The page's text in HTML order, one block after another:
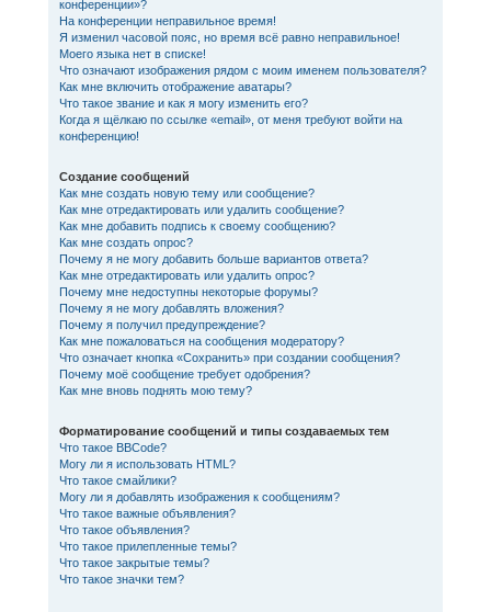
конференции»?
На конференции неправильное время!
Я изменил часовой пояс, но время всё равно неправильное!
Моего языка нет в списке!
Что означают изображения рядом с моим именем пользователя?
Как мне включить отображение аватары?
Что такое звание и как я могу изменить его?
Когда я щёлкаю по ссылке «email», от меня требуют войти на
конференцию!
Создание сообщений
Как мне создать новую тему или сообщение?
Как мне отредактировать или удалить сообщение?
Как мне добавить подпись к своему сообщению?
Как мне создать опрос?
Почему я не могу добавить больше вариантов ответа?
Как мне отредактировать или удалить опрос?
Почему мне недоступны некоторые форумы?
Почему я не могу добавлять вложения?
Почему я получил предупреждение?
Как мне пожаловаться на сообщения модератору?
Что означает кнопка «Сохранить» при создании сообщения?
Почему моё сообщение требует одобрения?
Как мне вновь поднять мою тему?
Форматирование сообщений и типы создаваемых тем
Что такое BBCode?
Могу ли я использовать HTML?
Что такое смайлики?
Могу ли я добавлять изображения к сообщениям?
Что такое важные объявления?
Что такое объявления?
Что такое прилепленные темы?
Что такое закрытые темы?
Что такое значки тем?